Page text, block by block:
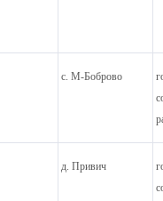
с. М-Боброво
д. Привич